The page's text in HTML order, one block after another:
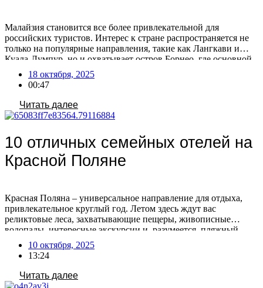
Малайзия становится все более привлекательной для
российских туристов. Интерес к стране распространяется не
только на популярные направления, такие как Лангкави и
Куала-Лумпур, но и охватывает остров Борнео, где основной
поток российских путешественников направляется в штат
Сабах. Штат активно продвигает себя на российском рынке,
участвуя в различных туристических мероприятиях. Сабах
расположен на острове Борнео, единственном острове […]
18 октября, 2025
00:47
Читать далее
10 отличных семейных отелей на
Красной Поляне
Красная Поляна – универсальное направление для отдыха,
привлекательное круглый год. Летом здесь ждут вас
реликтовые леса, захватывающие пещеры, живописные
водопады, интересные экскурсии и, разумеется, пляжный
релакс. Зимой же Красная Поляна предлагает активный
отдых на горных склонах с последующим расслаблением в
Спа-комплексе, сауне или за вкусным ужином. Планируя
семейное путешествие, уделите внимание выбору отеля в
Красной […]
10 октября, 2025
13:24
Читать далее